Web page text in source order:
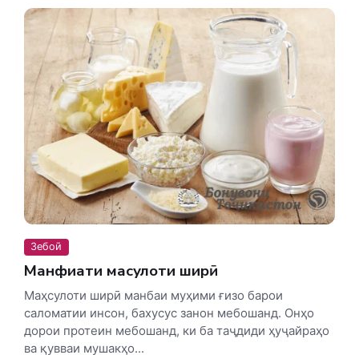
Зебоӣ
Манфиати маҳсулоти ширӣ
Маҳсулоти ширӣ манбаи муҳими ғизо барои
саломатии инсон, бахусус занон мебошанд. Онҳо
дорои протеин мебошанд, ки ба таҷдиди ҳуҷайраҳо
ва қувваи мушакҳо...